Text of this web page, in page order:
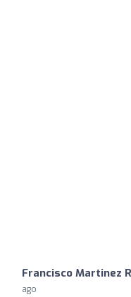
Francisco Martinez
ago